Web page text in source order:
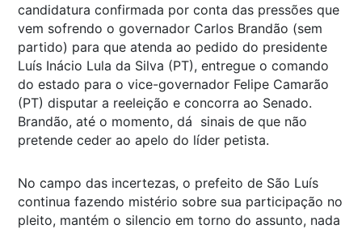
candidatura confirmada por conta das pressões que
vem sofrendo o governador Carlos Brandão (sem
partido) para que atenda ao pedido do presidente
Luís Inácio Lula da Silva (PT), entregue o comando
do estado para o vice-governador Felipe Camarão
(PT) disputar a reeleição e concorra ao Senado.
Brandão, até o momento, dá sinais de que não
pretende ceder ao apelo do líder petista.
No campo das incertezas, o prefeito de São Luís
continua fazendo mistério sobre sua participação no
pleito, mantém o silencio em torno do assunto, nada